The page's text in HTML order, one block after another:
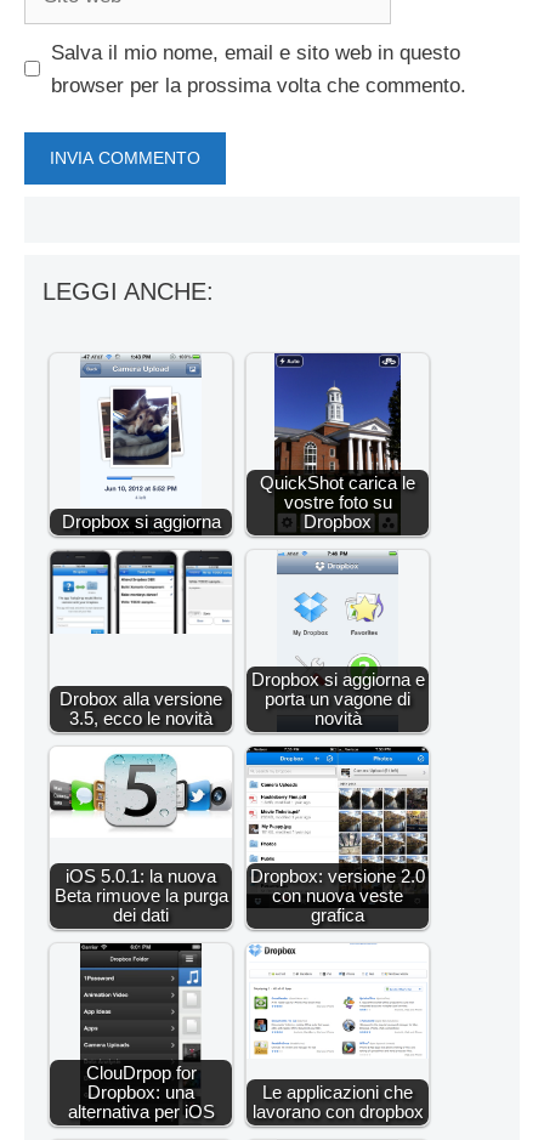
Salva il mio nome, email e sito web in questo
browser per la prossima volta che commento.
LEGGI ANCHE:
Dropbox si aggiorna
QuickShot carica le
vostre foto su
Dropbox
Drobox alla versione
3.5, ecco le novità
Dropbox si aggiorna e
porta un vagone di
novità
iOS 5.0.1: la nuova
Beta rimuove la purga
dei dati
Dropbox: versione 2.0
con nuova veste
grafica
ClouDrpop for
Dropbox: una
alternativa per iOS
Le applicazioni che
lavorano con dropbox